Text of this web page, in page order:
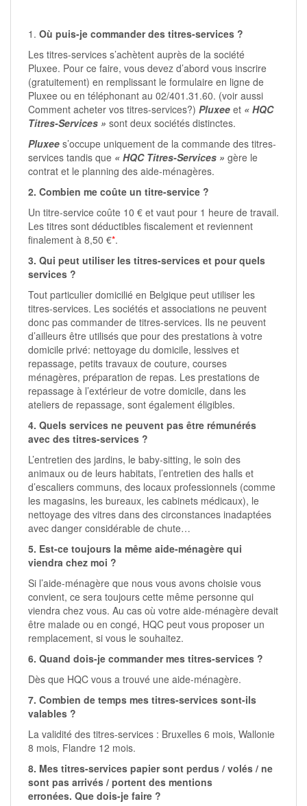
1. Où puis-je commander des titres-services ?
Les titres-services s’achètent auprès de la société
Pluxee. Pour ce faire, vous devez d’abord vous inscrire
(gratuitement) en remplissant le formulaire en ligne de
Pluxee ou en téléphonant au 02/401.31.60. (voir aussi
Comment acheter vos titres-services?) Pluxee et « HQC
Titres-Services » sont deux sociétés distinctes.
Pluxee s’occupe uniquement de la commande des titres-
services tandis que « HQC Titres-Services » gère le
contrat et le planning des aide-ménagères.
2. Combien me coûte un titre-service ?
Un titre-service coûte 10 € et vaut pour 1 heure de travail.
Les titres sont déductibles fiscalement et reviennent
finalement à 8,50 €*.
3. Qui peut utiliser les titres-services et pour quels
services ?
Tout particulier domicilié en Belgique peut utiliser les
titres-services. Les sociétés et associations ne peuvent
donc pas commander de titres-services. Ils ne peuvent
d’ailleurs être utilisés que pour des prestations à votre
domicile privé: nettoyage du domicile, lessives et
repassage, petits travaux de couture, courses
ménagères, préparation de repas. Les prestations de
repassage à l’extérieur de votre domicile, dans les
ateliers de repassage, sont également éligibles.
4. Quels services ne peuvent pas être rémunérés
avec des titres-services ?
L’entretien des jardins, le baby-sitting, le soin des
animaux ou de leurs habitats, l’entretien des halls et
d’escaliers communs, des locaux professionnels (comme
les magasins, les bureaux, les cabinets médicaux), le
nettoyage des vitres dans des circonstances inadaptées
avec danger considérable de chute…
5. Est-ce toujours la même aide-ménagère qui
viendra chez moi ?
Si l’aide-ménagère que nous vous avons choisie vous
convient, ce sera toujours cette même personne qui
viendra chez vous. Au cas où votre aide-ménagère devait
être malade ou en congé, HQC peut vous proposer un
remplacement, si vous le souhaitez.
6. Quand dois-je commander mes titres-services ?
Dès que HQC vous a trouvé une aide-ménagère.
7. Combien de temps mes titres-services sont-ils
valables ?
La validité des titres-services : Bruxelles 6 mois, Wallonie
8 mois, Flandre 12 mois.
8. Mes titres-services papier sont perdus / volés / ne
sont pas arrivés / portent des mentions
erronées. Que dois-je faire ?